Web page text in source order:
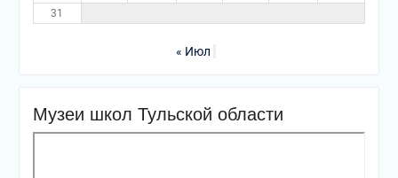
31
« Июл
Музеи школ Тульской области